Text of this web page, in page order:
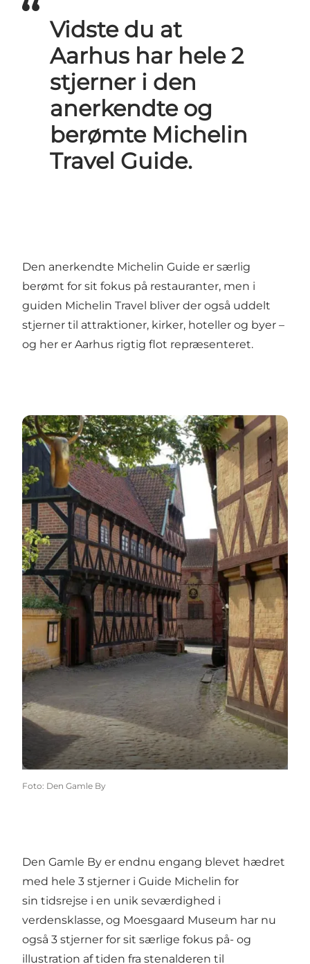
Vidste du at
Aarhus har hele 2
stjerner i den
anerkendte og
berømte Michelin
Travel Guide.
Den anerkendte Michelin Guide er særlig
berømt for sit fokus på restauranter, men i
guiden Michelin Travel bliver der også uddelt
stjerner til attraktioner, kirker, hoteller og byer –
og her er Aarhus rigtig flot repræsenteret.
Foto: Den Gamle By
Den Gamle By er endnu engang blevet hædret
med hele 3 stjerner i Guide Michelin for
sin tidsrejse i en unik seværdighed i
verdensklasse, og Moesgaard Museum har nu
også 3 stjerner for sit særlige fokus på- og
illustration af tiden fra stenalderen til